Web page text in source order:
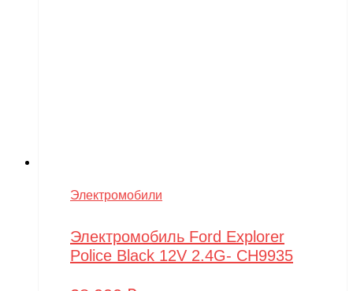
Электромобили
Электромобиль Ford Explorer
Police Black 12V 2.4G- CH9935